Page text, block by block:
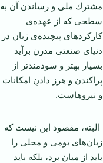
مشترك ملی و رساندن آن به
سطحی كه از عهده‌ی
كاركردهای پیچیده‌ی زبان در
دنیای صنعتی مدرن برآید
بسیار بهتر و سودمندتر از
پراكندن و هرز دادنِ امكانات
و نیروهاست.
البته، مقصود این نیست كه
زبان‌های بومی و محلی را
باید از میان برد، بلكه باید